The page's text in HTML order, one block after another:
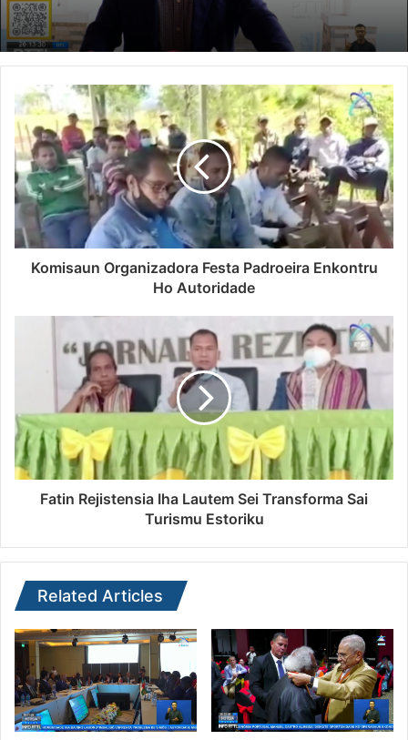
Komisaun Organizadora Festa Padroeira Enkontru
Ho Autoridade
Fatin Rejistensia Iha Lautem Sei Transforma Sai
Turismu Estoriku
Related Articles